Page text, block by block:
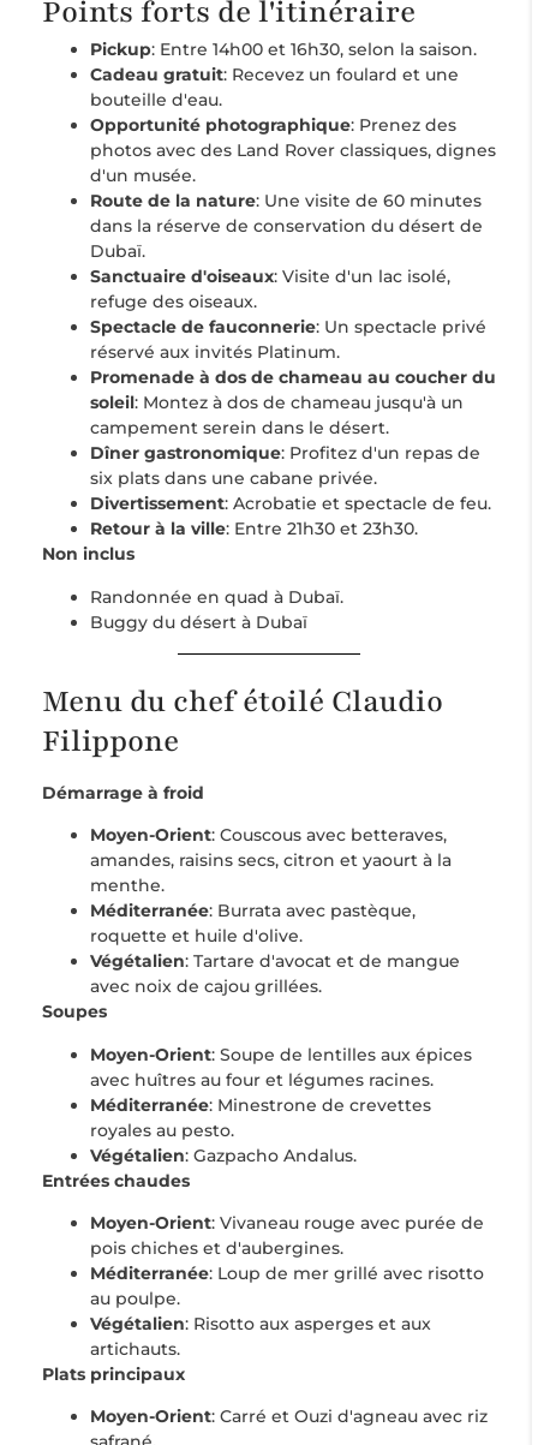
Points forts de l'itinéraire
Pickup: Entre 14h00 et 16h30, selon la saison.
Cadeau gratuit: Recevez un foulard et une
bouteille d'eau.
Opportunité photographique: Prenez des
photos avec des Land Rover classiques, dignes
d'un musée.
Route de la nature: Une visite de 60 minutes
dans la réserve de conservation du désert de
Dubaï.
Sanctuaire d'oiseaux: Visite d'un lac isolé,
refuge des oiseaux.
Spectacle de fauconnerie: Un spectacle privé
réservé aux invités Platinum.
Promenade à dos de chameau au coucher du
soleil: Montez à dos de chameau jusqu'à un
campement serein dans le désert.
Dîner gastronomique: Profitez d'un repas de
six plats dans une cabane privée.
Divertissement: Acrobatie et spectacle de feu.
Retour à la ville: Entre 21h30 et 23h30.
Non inclus
Randonnée en quad à Dubaï.
Buggy du désert à Dubaï
Menu du chef étoilé Claudio
Filippone
Démarrage à froid
Moyen-Orient: Couscous avec betteraves,
amandes, raisins secs, citron et yaourt à la
menthe.
Méditerranée: Burrata avec pastèque,
roquette et huile d'olive.
Végétalien: Tartare d'avocat et de mangue
avec noix de cajou grillées.
Soupes
Moyen-Orient: Soupe de lentilles aux épices
avec huîtres au four et légumes racines.
Méditerranée: Minestrone de crevettes
royales au pesto.
Végétalien: Gazpacho Andalus.
Entrées chaudes
Moyen-Orient: Vivaneau rouge avec purée de
pois chiches et d'aubergines.
Méditerranée: Loup de mer grillé avec risotto
au poulpe.
Végétalien: Risotto aux asperges et aux
artichauts.
Plats principaux
Moyen-Orient: Carré et Ouzi d'agneau avec riz